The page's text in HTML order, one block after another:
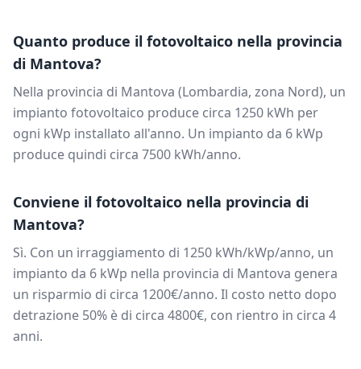
Quanto produce il fotovoltaico nella provincia
di Mantova?
Nella provincia di Mantova (Lombardia, zona Nord), un
impianto fotovoltaico produce circa 1250 kWh per
ogni kWp installato all'anno. Un impianto da 6 kWp
produce quindi circa 7500 kWh/anno.
Conviene il fotovoltaico nella provincia di
Mantova?
Sì. Con un irraggiamento di 1250 kWh/kWp/anno, un
impianto da 6 kWp nella provincia di Mantova genera
un risparmio di circa 1200€/anno. Il costo netto dopo
detrazione 50% è di circa 4800€, con rientro in circa 4
anni.